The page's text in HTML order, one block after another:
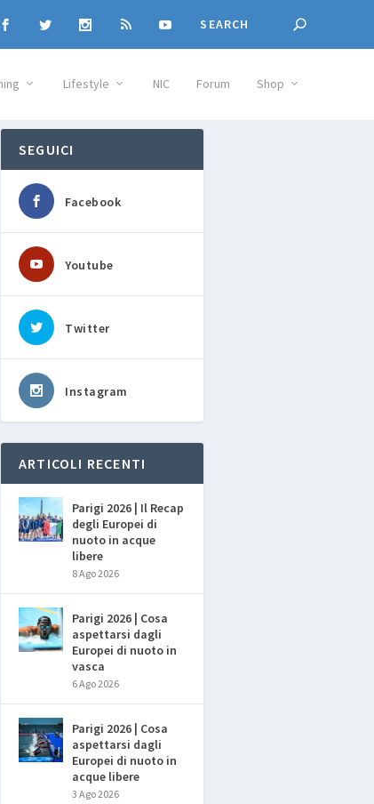
Lifestyle NIC Forum Shop
SEGUICI
Facebook
Youtube
Twitter
Instagram
ARTICOLI RECENTI
Parigi 2026 | Il Recap
degli Europei di
nuoto in acque
libere
8 Ago 2026
Parigi 2026 | Cosa
aspettarsi dagli
Europei di nuoto in
vasca
6 Ago 2026
Parigi 2026 | Cosa
aspettarsi dagli
Europei di nuoto in
acque libere
3 Ago 2026